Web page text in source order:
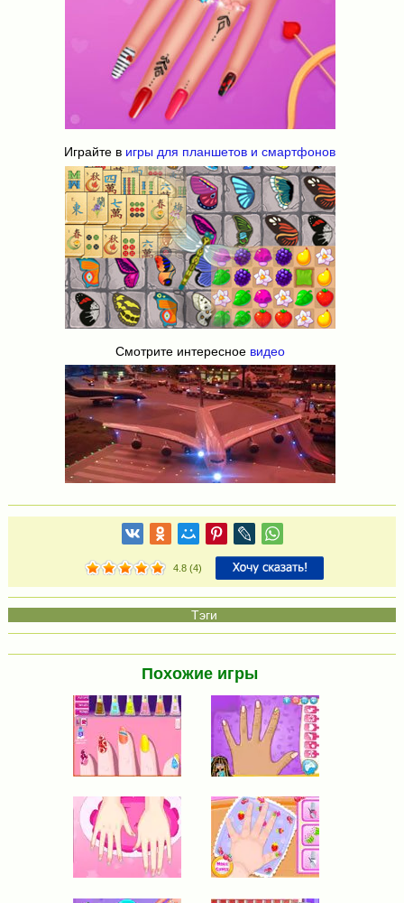
Играйте в игры для планшетов и смартфонов
Смотрите интересное видео
4.8(4)
Похожие игры